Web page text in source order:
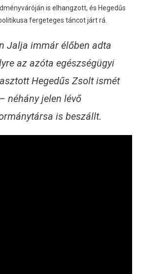
is elhangzott, és Hegedűs
fergeteges táncot járt rá.
Jalja immár élőben adta
az azóta egészségügyi
Hegedűs Zsolt ismét
néhány jelen lévő
is beszállt.